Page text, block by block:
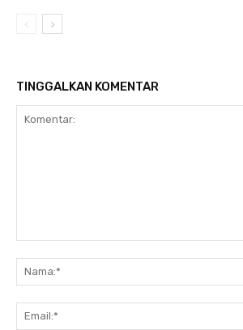
TINGGALKAN KOMENTAR